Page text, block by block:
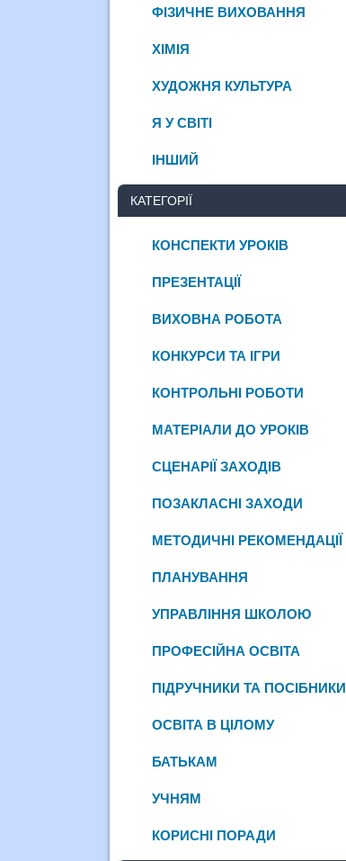
ФІЗИЧНЕ ВИХОВАННЯ
ХІМІЯ
ХУДОЖНЯ КУЛЬТУРА
Я У СВІТІ
ІНШИЙ
КАТЕГОРІЇ
КОНСПЕКТИ УРОКІВ
ПРЕЗЕНТАЦІЇ
ВИХОВНА РОБОТА
КОНКУРСИ ТА ІГРИ
КОНТРОЛЬНІ РОБОТИ
МАТЕРІАЛИ ДО УРОКІВ
СЦЕНАРІЇ ЗАХОДІВ
ПОЗАКЛАСНІ ЗАХОДИ
МЕТОДИЧНІ РЕКОМЕНДАЦІЇ
ПЛАНУВАННЯ
УПРАВЛІННЯ ШКОЛОЮ
ПРОФЕСІЙНА ОСВІТА
ПІДРУЧНИКИ ТА ПОСІБНИКИ
ОСВІТА В ЦІЛОМУ
БАТЬКАМ
УЧНЯМ
КОРИСНІ ПОРАДИ